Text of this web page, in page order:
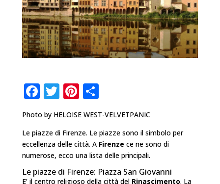
F
a
c
e
b
o
T
w
it
te
r
Pi
n
te
r
e
st
C
o
n
di
vi
di
Photo by HELOISE WEST-VELVETPANIC
Le piazze di Firenze. Le piazze sono il simbolo per
eccellenza delle città. A Firenze ce ne sono di
numerose, ecco una lista delle principali.
Le piazze di Firenze: Piazza San Giovanni
E’ il centro religioso della città del Rinascimento. La